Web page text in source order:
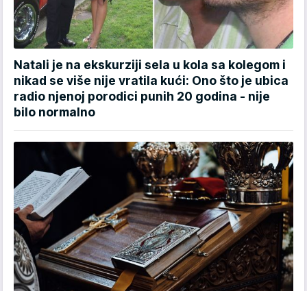
Natali je na ekskurziji sela u kola sa kolegom i
nikad se više nije vratila kući: Ono što je ubica
radio njenoj porodici punih 20 godina - nije
bilo normalno